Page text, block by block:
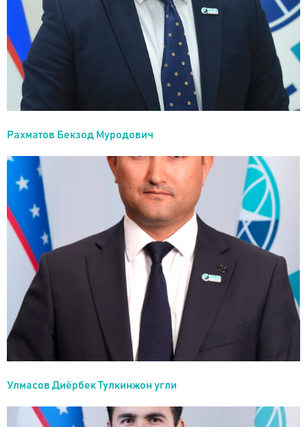
Рахматов Бекзод Муродович
Улмасов Диёрбек Тулкинжон угли